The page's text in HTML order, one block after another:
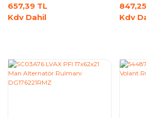
Rulmanı Mitsubishi
657,39 TL
Kdv Dahil
Kdv